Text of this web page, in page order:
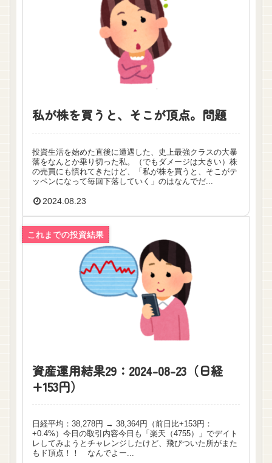
私が株を買うと、そこが頂点。問題
投資生活を始めた直後に遭遇した、史上最強クラスの大暴
落をなんとか乗り切った私。（でもダメージは大きい）株
の売買にも慣れてきたけど、「私が株を買うと、そこがテ
ッペンになって毎回下落していく」のはなんでだ...
2024.08.23
これまでの投資結果
資産運用結果29：2024-08-23（日経
+153円）
日経平均：38,278円 → 38,364円（前日比+153円：
+0.4%）今日の取引内容今日も「楽天（4755）」でデイト
レしてみようとチャレンジしたけど、飛びついた所がまた
もド頂点！！ なんでよー...